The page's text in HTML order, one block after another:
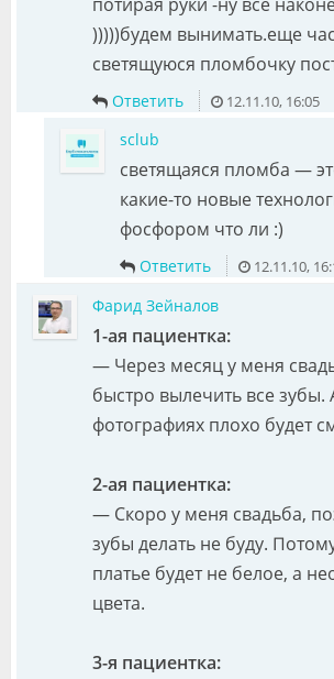
)))))будем вынимать.еще
светящуюся пломбочку
Ответить 12.11.10, 16:05
sclub
светящаяся пломба —
какие-то новые
фосфором что ли :)
Ответить 12.11.10,
Фарид Зейналов
1-ая пациентка:
— Через месяц у меня
быстро вылечить все зубы.
фотографиях плохо будет
2-ая пациентка:
— Скоро у меня свадьба,
зубы делать не буду.
платье будет не белое, а
цвета.
3-я пациентка: